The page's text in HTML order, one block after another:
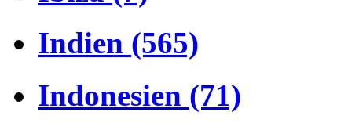
Indien (565)
Indonesien (71)